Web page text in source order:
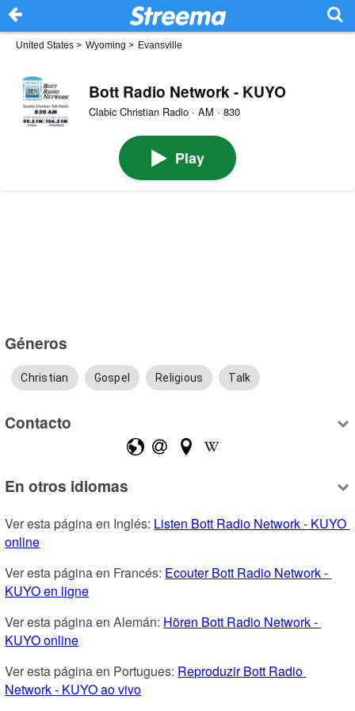
United States > Wyoming > Evansville
Bott Radio Network - KUYO
Clabic Christian Radio · AM · 830
Play
Géneros
Christian Gospel Religious Talk
Contacto
En otros idiomas
Ver esta página en Inglés: Listen Bott Radio Network - KUYO
online
Ver esta página en Francés: Ecouter Bott Radio Network -
KUYO en ligne
Ver esta página en Alemán: Hören Bott Radio Network -
KUYO online
Ver esta página en Portugues: Reproduzir Bott Radio
Network - KUYO ao vivo